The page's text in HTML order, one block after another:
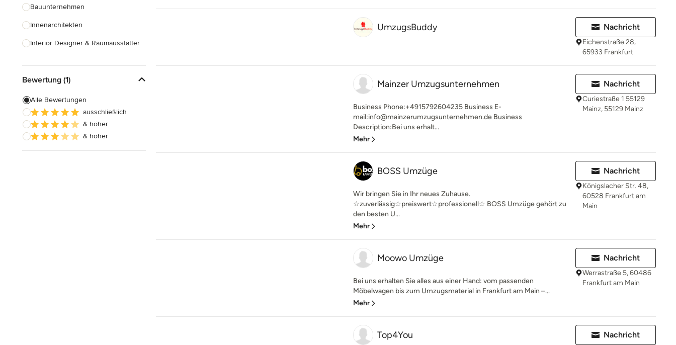
Bauunternehmen
Innenarchitekten
Interior Designer & Raumausstatter
Landschaftsarchitekten
Armaturen & Sanitärbedarf
Beleuchtung
Einbauschränke
Bewertung (1)
Alle Bewertungen
ausschließlich
& höher
& höher
UmzugsBuddy Nachricht
Eichenstraße 28,
65933 Frankfurt
Mainzer Umzugsunternehmen
Business Phone:+4915792604235 Business E-
mail:info@mainzerumzugsunternehmen.de Business
Description:Bei uns erhalt...
Mehr
Nachricht
Curiestraße 1 55129
Mainz, 55129 Mainz
BOSS Umzüge
Wir bringen Sie in Ihr neues Zuhause.
☆zuverlässig☆preiswert☆professionell☆ BOSS Umzüge gehört zu
den besten U...
Mehr
Nachricht
Königslacher Str. 48,
60528 Frankfurt am
Main
Moowo Umzüge
Bei uns erhalten Sie alles aus einer Hand: vom passenden
Möbelwagen bis zum Umzugsmaterial in Frankfurt am Main –...
Mehr
Nachricht
Werrastraße 5, 60486
Frankfurt am Main
Top4You Nachricht